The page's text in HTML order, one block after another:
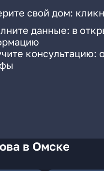
свой дом:
данные: в
консультацию:
в Омске